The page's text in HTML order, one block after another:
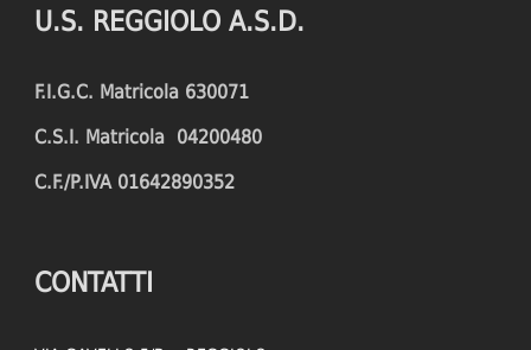
U.S. REGGIOLO A.S.D.
F.I.G.C. Matricola 630071
C.S.I. Matricola 04200480
C.F./P.IVA 01642890352
CONTATTI